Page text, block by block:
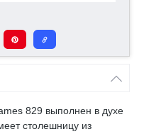
829 выполнен в духе
столешницу из